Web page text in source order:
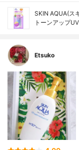
SKIN AQUA(ス
トーンアップ
Etsuko